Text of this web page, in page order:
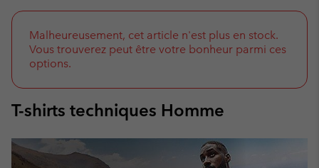
NAV
SKIP
TO
SEARCH
Malheureusement, cet article n'est plus en stock.
Vous trouverez peut être votre bonheur parmi ces
options.
T-shirts techniques Homme